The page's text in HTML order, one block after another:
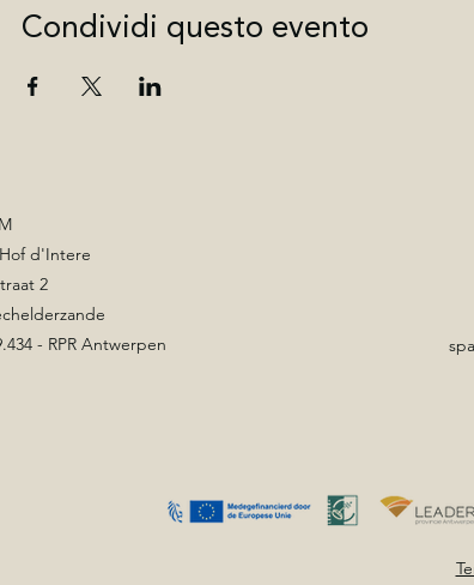
Condividi questo evento
d'Intere
2
- RPR Antwerpen